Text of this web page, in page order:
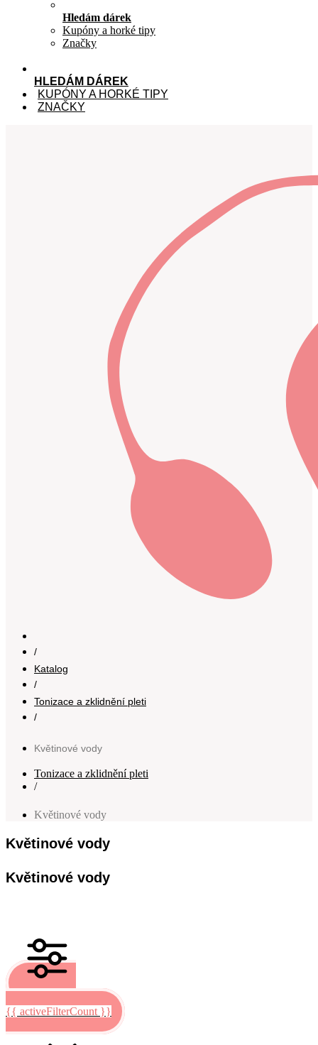
Hledám dárek
Kupóny a horké tipy
Značky
HLEDÁM DÁREK
KUPÓNY A HORKÉ TIPY
ZNAČKY
/
Katalog
/
Tonizace a zklidnění pleti
/
Květinové vody
Tonizace a zklidnění pleti
/
Květinové vody
Květinové vody
Květinové vody
{{ activeFilterCount }}